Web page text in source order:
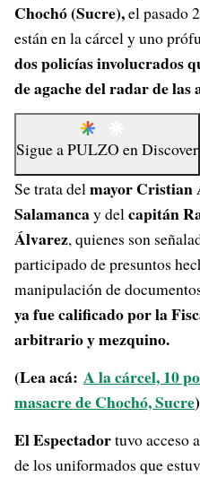
Chochó (Sucre),el pasado
están en la cárcel y uno
dos policías involucrados
de agache del radar de las
Sigue aPULZO enDiscover
Se trata delmayorCristian
Salamancay delcapitán
Álvarez, quienes son
participado de presuntos
manipulación de
ya fue calificado por la
arbitrario y mezquino.
(Lea acá: A la cárcel, 10
masacre de Chochó, Sucre)
El Espectadortuvo acceso
de los uniformados que